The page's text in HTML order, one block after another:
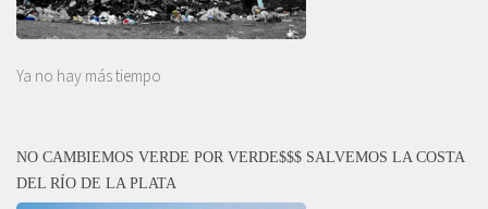
Ya no hay más tiempo
NO CAMBIEMOS VERDE POR VERDE$$$ SALVEMOS LA COSTA
DEL RÍO DE LA PLATA